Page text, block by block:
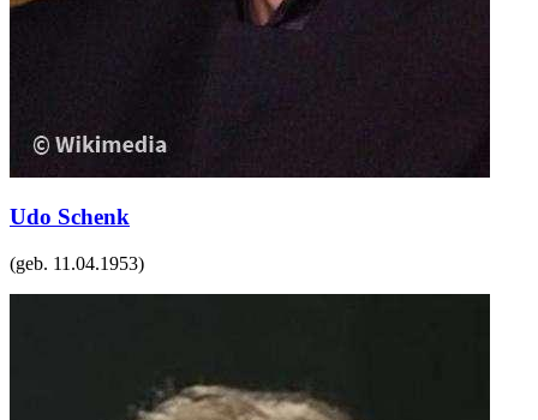
Udo Schenk
(geb. 11.04.1953)